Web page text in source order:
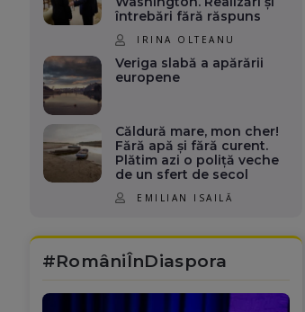
întrebări fără răspuns
IRINA OLTEANU
Veriga slabă a apărării
europene
Căldură mare, mon cher!
Fără apă și fără curent.
Plătim azi o poliță veche
de un sfert de secol
EMILIAN ISAILĂ
#RomâniÎnDiaspora